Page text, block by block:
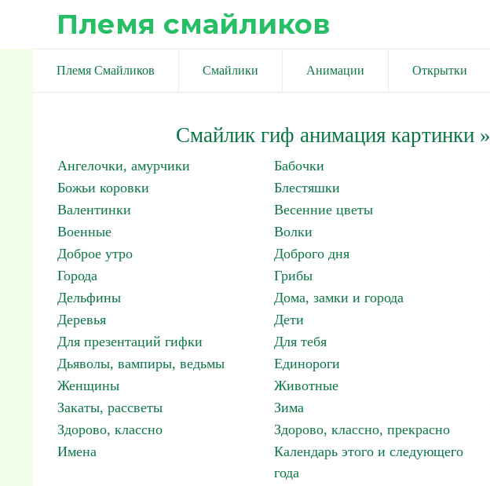
Племя смайликов
Племя Смайликов Смайлики Анимации Открытки
Смайлик гиф анимация картинки»
Ангелочки, амурчики Бабочки
Божьи коровки
Блестяшки
Валентинки
Весенние цветы
Военные
Волки
Доброе утро
Доброго дня
Города
Грибы
Дельфины
Дома, замки и города
Деревья
Дети
Для презентаций гифки
Для тебя
Дьяволы, вампиры, ведьмы
Единороги
Женщины
Животные
Закаты, рассветы
Зима
Здорово, классно
Здорово, классно, прекрасно
Имена
Календарь этого и следующего
года